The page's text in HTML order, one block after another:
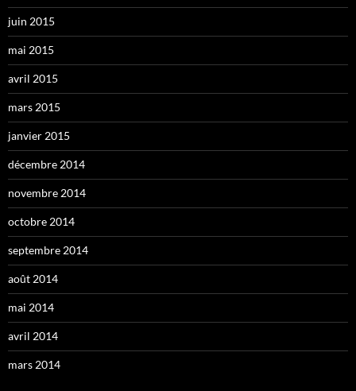
juin 2015
mai 2015
avril 2015
mars 2015
janvier 2015
décembre 2014
novembre 2014
octobre 2014
septembre 2014
août 2014
mai 2014
avril 2014
mars 2014